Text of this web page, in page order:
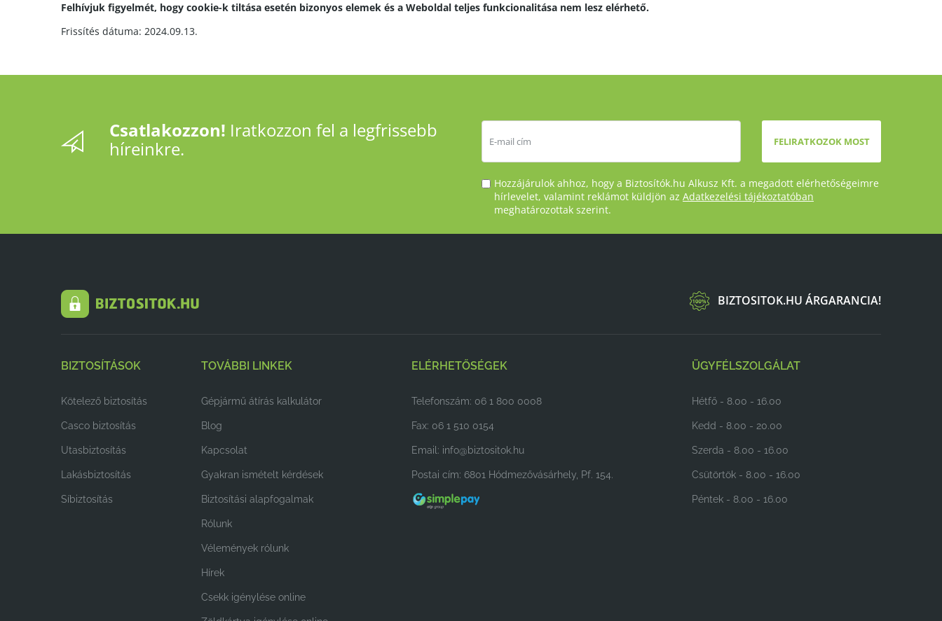
Felhívjuk figyelmét, hogy cookie-k tiltása esetén bizonyos elemek és a Weboldal teljes funkcionalitása nem lesz elérhető.
Frissítés dátuma: 2024.09.13.
Csatlakozzon! Iratkozzon fel a legfrissebb
híreinkre.
FELIRATKOZOK MOST
Hozzájárulok ahhoz, hogy a Biztosítók.hu Alkusz Kft. a megadott elérhetőségeimre
hírlevelet, valamint reklámot küldjön az Adatkezelési tájékoztatóban
meghatározottak szerint.
BIZTOSITOK.HU ÁRGARANCIA!
BIZTOSÍTÁSOK
Kötelező biztosítás
Casco biztosítás
Utasbiztosítás
Lakásbiztosítás
Síbiztosítás
TOVÁBBI LINKEK
Gépjármű átírás kalkulátor
Blog
Kapcsolat
Gyakran ismételt kérdések
Biztosítási alapfogalmak
Rólunk
Vélemények rólunk
Hírek
Csekk igénylése online
ELÉRHETŐSÉGEK
Telefonszám: 06 1 800 0008
Fax: 06 1 510 0154
Email: info@biztositok.hu
Postai cím: 6801 Hódmezővásárhely, Pf. 154.
ÜGYFÉLSZOLGÁLAT
Hétfő - 8.00 - 16.00
Kedd - 8.00 - 20.00
Szerda - 8.00 - 16.00
Csütörtök - 8.00 - 16.00
Péntek - 8.00 - 16.00